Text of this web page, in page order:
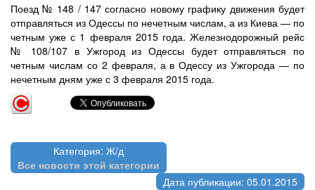
Поезд № 148 / 147 согласно новому графику движения будет
отправляться из Одессы по нечетным числам, а из Киева — по
четным уже с 1 февраля 2015 года. Железнодорожный рейс
№ 108/107 в Ужгород из Одессы будет отправляться по
четным числам со 2 февраля, а в Одессу из Ужгорода — по
нечетным дням уже с 3 февраля 2015 года.
Категория: Ж/д
Все новости этой категории
Дата публикации: 05.01.2015